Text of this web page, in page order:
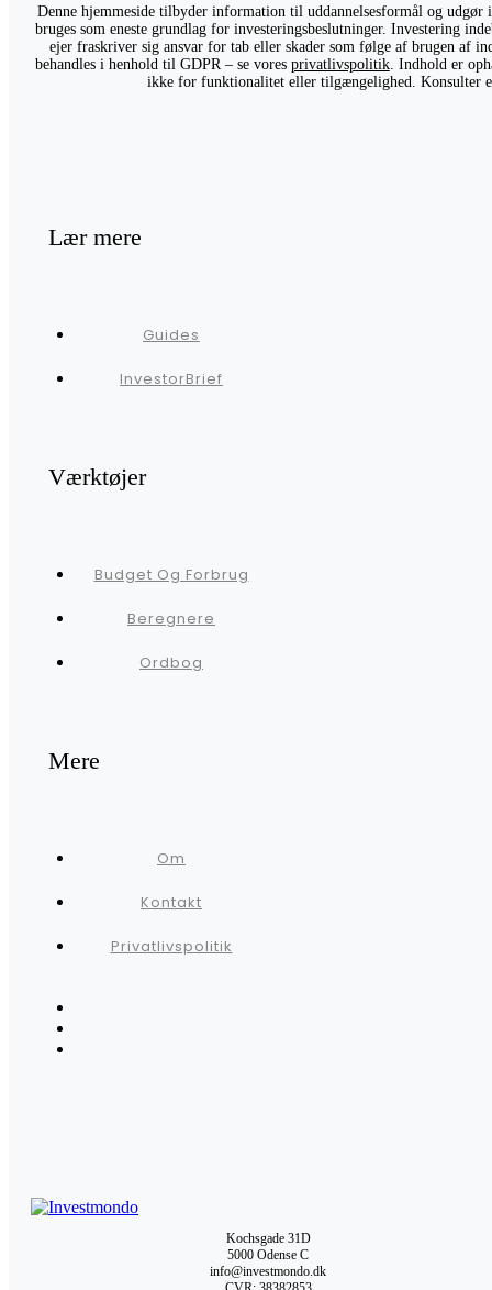
Denne hjemmeside tilbyder information til uddannelsesformål og
bruges som eneste grundlag for investeringsbeslutninger. Investering
ejer fraskriver sig ansvar for tab eller skader som følge af brugen af
behandles i henhold til GDPR – se vores privatlivspolitik. Indhold er
ikke for funktionalitet eller tilgængelighed. Konsulter
Lær mere
Guides
InvestorBrief
Værktøjer
Budget Og Forbrug
Beregnere
Ordbog
Mere
Om
Kontakt
Privatlivspolitik
Kochsgade 31D
5000 Odense C
info@investmondo.dk